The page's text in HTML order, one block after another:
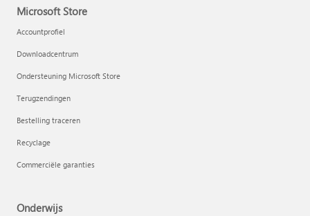
Microsoft Store
Accountprofiel
Downloadcentrum
Ondersteuning Microsoft Store
Terugzendingen
Bestelling traceren
Recyclage
Commerciële garanties
Onderwijs